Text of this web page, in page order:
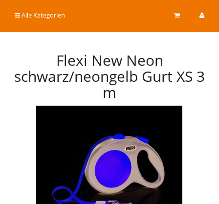
Alle Kategorien
Flexi New Neon
schwarz/neongelb Gurt XS 3
m